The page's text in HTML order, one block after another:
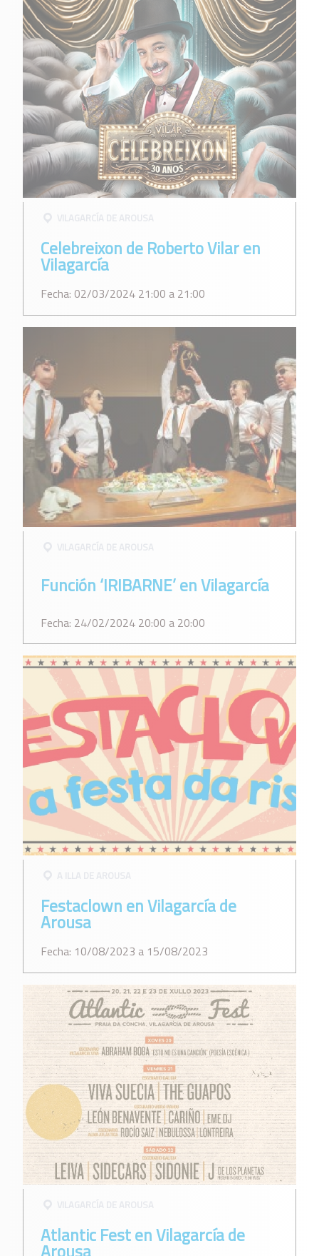
VILAGARCÍ­A DE AROUSA
Celebreixon de Roberto Vilar en
Vilagarcía
Fecha: 02/03/2024 21:00 a 21:00
VILAGARCÍ­A DE AROUSA
Función ‘IRIBARNE’ en Vilagarcía
Fecha: 24/02/2024 20:00 a 20:00
A ILLA DE AROUSA
Festaclown en Vilagarcía de
Arousa
Fecha: 10/08/2023 a 15/08/2023
VILAGARCÍ­A DE AROUSA
Atlantic Fest en Vilagarcía de